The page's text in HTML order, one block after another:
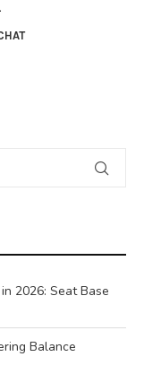
2026: Seat Base
Balance